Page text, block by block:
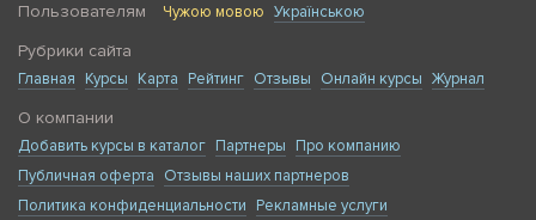
Пользователям Чужою мовою Українською
Рубрики сайта
Главная Курсы Карта Рейтинг Отзывы Онлайн курсы Журнал
О компании
Добавить курсы в каталог Партнеры
Про компанию
Публичная оферта
Отзывы наших партнеров
Политика конфиденциальности
Рекламные услуги